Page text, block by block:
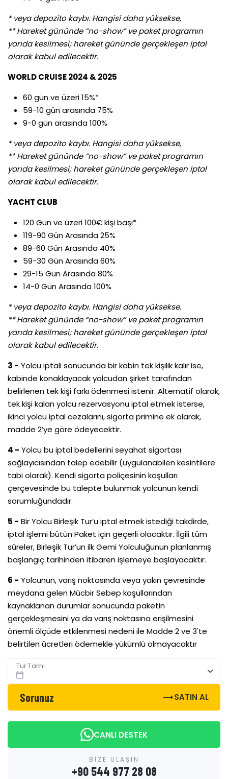
* veya depozito kaybı. Hangisi daha yüksekse,
** Hareket gününde “no-show” ve paket programın
yarıda kesilmesi; hareket gününde gerçekleşen iptal
olarak kabul edilecektir.
WORLD CRUISE 2024 & 2025
60 gün ve üzeri 15%*
59-10 gün arasında 75%
9-0 gün arasında 100%
* veya depozito kaybı. Hangisi daha yüksekse,
** Hareket gününde “no-show” ve paket programın
yarıda kesilmesi; hareket gününde gerçekleşen iptal
olarak kabul edilecektir.
YACHT CLUB
120 Gün ve üzeri 100€ kişi başı*
119-90 Gün Arasında 25%
89-60 Gün Arasında 40%
59-30 Gün Arasında 60%
29-15 Gün Arasında 80%
14-0 Gün Arasında 100%
* veya depozito kaybı. Hangisi daha yüksekse.
** Hareket gününde “no-show” ve paket programın
yarıda kesilmesi; hareket gününde gerçekleşen iptal
olarak kabul edilecektir.
3 - Yolcu iptali sonucunda bir kabin tek kişilik kalır ise,
kabinde konaklayacak yolcudan şirket tarafından
belirlenen tek kişi farkı ödenmesi istenir. Alternatif olarak,
tek kişi kalan yolcu rezervasyonu iptal etmek isterse,
ikinci yolcu iptal cezalarını, sigorta primine ek olarak,
madde 2’ye göre ödeyecektir.
4 - Yolcu bu iptal bedellerini seyahat sigortası
sağlayıcısından talep edebilir (uygulanabilen kesintilere
tabi olarak). Kendi sigorta poliçesinin koşulları
çerçevesinde bu talepte bulunmak yolcunun kendi
sorumluğundadır.
5 - Bir Yolcu Birleşik Tur’u iptal etmek istediği takdirde,
iptal işlemi bütün Paket için geçerli olacaktır. İlgili tüm
süreler, Birleşik Tur’un ilk Gemi Yolculuğunun planlanmış
başlangıç tarihinden itibaren işlemeye başlayacaktır.
6 - Yolcunun, varış noktasında veya yakın çevresinde
meydana gelen Mücbir Sebep koşullarından
kaynaklanan durumlar sonucunda paketin
gerçekleşmesini ya da varış noktasına erişilmesini
önemli ölçüde etkilenmesi nedeni ile Madde 2 ve 3'te
belirtilen ücretleri ödemekle yükümlü olmayacaktır
Tur Tarihi
calendar_today
Sorunuz trending_flatSATIN AL
CANLI DESTEK
BİZE ULAŞIN
+90 544 977 28 08